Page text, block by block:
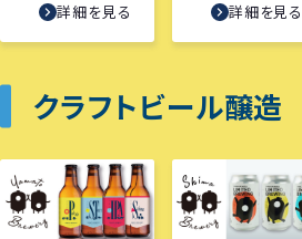
詳細を見る 詳細を見る
クラフトビール醸造